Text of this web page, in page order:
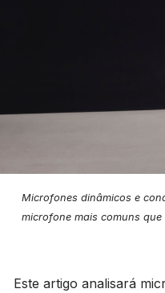
Microfones dinâmicos e
microfone mais comuns que
Este artigo analisará